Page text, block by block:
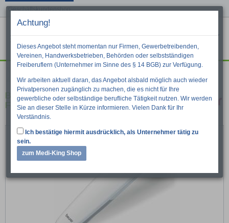
Geschäftskundenshop
Menu Suche
Beurer FT100 Kontaktloses
Fieberthermometer
Achtung!
Dieses Angebot steht momentan nur Firmen, Gewerbetreibenden,
Vereinen, Handwerksbetrieben, Behörden oder selbstständigen
Freiberuflern (Unternehmer im Sinne des § 14 BGB) zur Verfügung.
Wir arbeiten aktuell daran, das Angebot alsbald möglich auch wieder
Privatpersonen zugänglich zu machen, die es nicht für Ihre
gewerbliche oder selbständige berufliche Tätigkeit nutzen. Wir werden
Sie an dieser Stelle in Kürze informieren. Vielen Dank für Ihr
Verständnis.
Ich bestätige hiermit ausdrücklich, als Unternehmer tätig zu
sein.
zum Medi-King Shop